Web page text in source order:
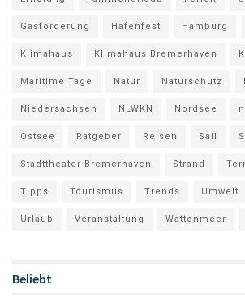
Gasförderung Hafenfest Hamburg
Klimahaus Klimahaus Bremerhaven
Maritime Tage Natur Naturschutz
Niedersachsen NLWKN Nordsee
Ostsee Ratgeber Reisen Sail
Stadttheater Bremerhaven Strand
Tipps Tourismus Trends Umwelt
Urlaub Veranstaltung Wattenmeer
Beliebt